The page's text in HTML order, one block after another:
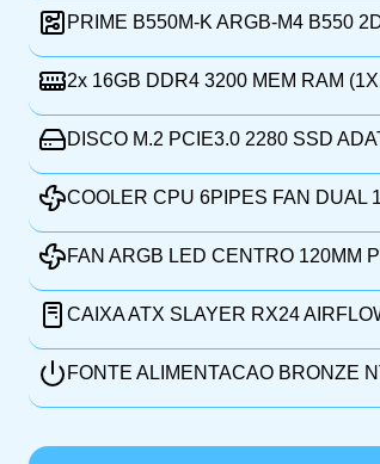
PRIME B550M-K ARGB-M4 B550
2x 16GB DDR4 3200 MEM RAM
DISCO M.2 PCIE3.0 2280 SSD
COOLER CPU 6PIPES FAN DUAL
FAN ARGB LED CENTRO 120MM
CAIXA ATX SLAYER RX24
FONTE ALIMENTACAO BRONZE